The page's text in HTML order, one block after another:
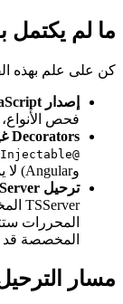
ما لم يكتمل
كن على علم بهذه
إصدار JavaScript غير مكتمل.
فحص الأنواع،
Decorators غير مدعومة بعد.
ترحيل TSServer إلى LSP.
المخصصة قد
مسار الترحيل